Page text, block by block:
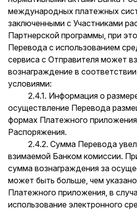
международных платежных
заключенными с Участниками
Партнерской программы, при
Перевода с использованием
сервиса с Отправителя может
вознаграждение в
условиями:
2.4.1. Информация о
осуществление Перевода
формах Платежного
Распоряжения.
2.4.2. Сумма Перевода
взимаемой Банком комиссии.
сумма вознаграждения за
может быть больше, чем
Платежного приложения, в
использование электронного